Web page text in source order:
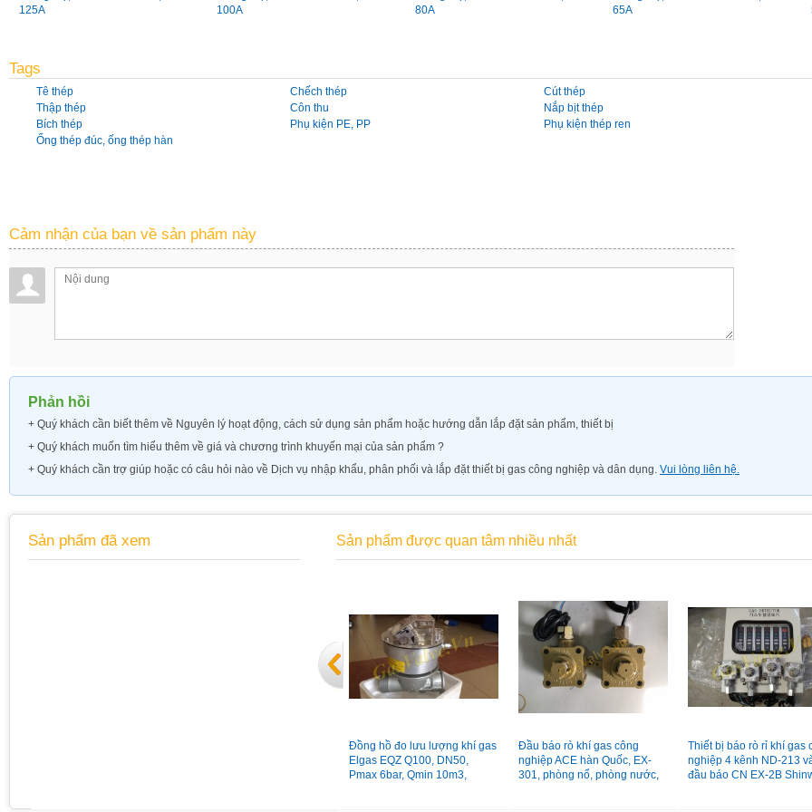
125A
100A
80A
65A
Tags
Tê thép Chếch thép
Cút thép
Thập thép
Côn thu
Nắp bịt thép
Bích thép
Phụ kiện PE, PP
Phụ kiện thép ren
Ống thép đúc, ống thép hàn
Cảm nhận của bạn về sản phẩm này
Phản hồi
+ Quý khách cần biết thêm về Nguyên lý hoạt động, cách sử dụng sản phẩm hoặc hướng dẫn lắp đặt sản phẩm, thiết bị
+ Quý khách muốn tìm hiểu thêm về giá và chương trình khuyến mại của sản phẩm ?
+ Quý khách cần trợ giúp hoặc có câu hỏi nào về Dịch vụ nhập khẩu, phân phối và lắp đặt thiết bị gas công nghiệp và dân dụng. Vui lòng liên hệ.
Sản phẩm đã xem Sản phẩm được quan tâm nhiều nhất
Đồng hồ đo lưu lượng khí gas
Elgas EQZ Q100, DN50,
Pmax 6bar, Qmin 10m3,
Đầu báo rò khí gas công
nghiệp ACE hàn Quốc, EX-
301, phòng nổ, phòng nước,
Thiết bị báo rò rỉ khí gas
nghiệp 4 kênh ND-213
đầu báo CN EX-2B